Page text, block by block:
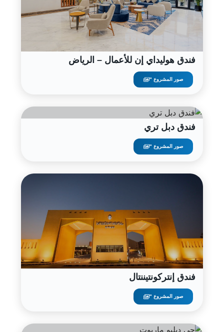
فندق هوليداي إن للأعمال – الرياض
صور المشروع "
فندق دبل تري
صور المشروع "
فندق إنتركونتيننتال
صور المشروع "